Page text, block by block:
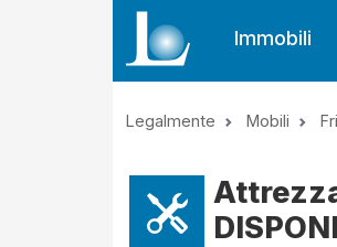
Immobili
Legalmente Mobili